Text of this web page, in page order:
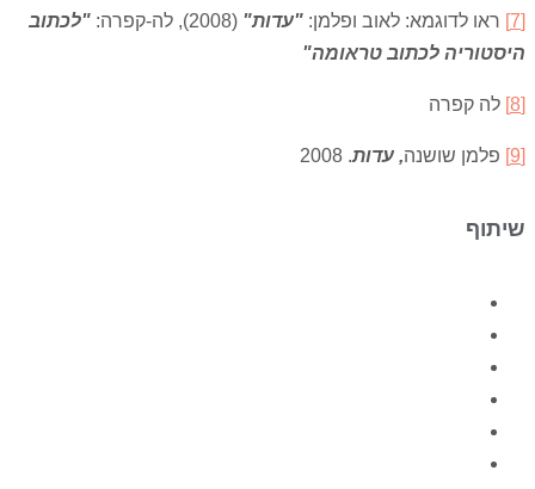
[7] ראו לדוגמא: לאוב ופלמן: "עדות" (2008), לה-קפרה: "לכתוב
היסטוריה לכתוב טראומה"
[8] לה קפרה
[9] פלמן שושנה, עדות. 2008
שיתוף